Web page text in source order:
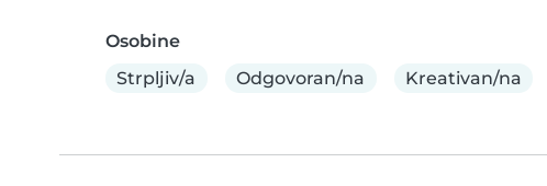
Osobine
Strpljiv/a
Odgovoran/na Kreativan/na